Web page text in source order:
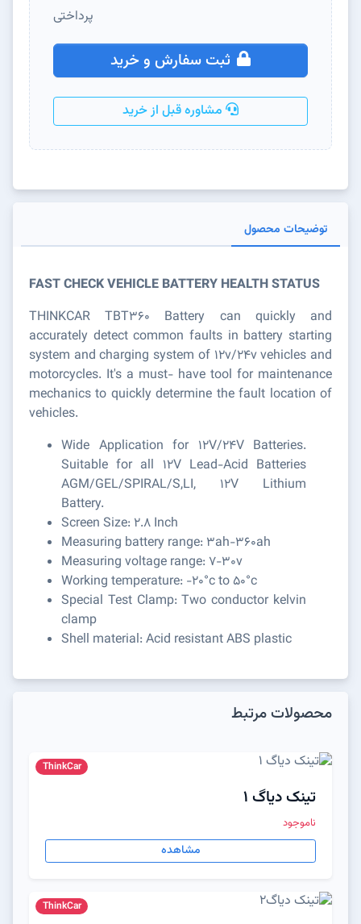
پرداختی
ثبت سفارش و خرید
مشاوره قبل از خرید
توضیحات محصول
FAST CHECK VEHICLE BATTERY HEALTH STATUS
THINKCAR TBT360 Battery can quickly and
accurately detect common faults in battery starting
system and charging system of 12v/24v vehicles and
motorcycles. It's a must- have tool for maintenance
mechanics to quickly determine the fault location of
vehicles.
Wide Application for 12V/24V Batteries.
Suitable for all 12V Lead-Acid Batteries
AGM/GEL/SPIRAL/S,LI, 12V Lithium
Battery.
Screen Size: 2.8 Inch
Measuring battery range: 3ah-360ah
Measuring voltage range: 7-30v
Working temperature: -20°c to 50°c
Special Test Clamp: Two conductor kelvin
clamp
Shell material: Acid resistant ABS plastic
محصولات مرتبط
ThinkCar
تینک دیاگ ۱
ناموجود
مشاهده
ThinkCar